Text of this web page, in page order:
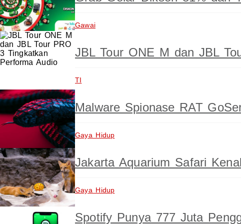
Gawai
JBL Tour ONE M dan JBL
TI
Malware Spionase RAT
Gaya Hidup
Jakarta Aquarium Safari
Gaya Hidup
Spotify Punya 777 Juta